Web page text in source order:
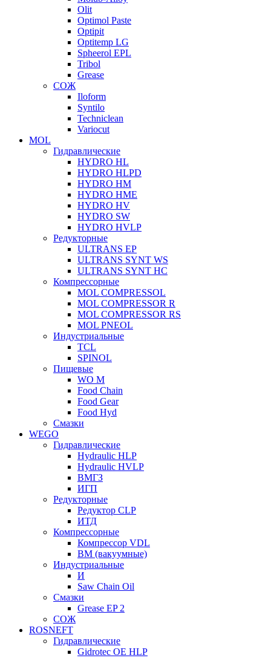
Olit
Optimol Paste
Optipit
Optitemp LG
Spheerol EPL
Tribol
Grease
СОЖ
Iloform
Syntilo
Techniclean
Variocut
MOL
Гидравлические
HYDRO HL
HYDRO HLPD
HYDRO HM
HYDRO HME
HYDRO HV
HYDRO SW
HYDRO HVLP
Редукторные
ULTRANS EP
ULTRANS SYNT WS
ULTRANS SYNT HC
Компрессорные
MOL COMPRESSOL
MOL COMPRESSOR R
MOL COMPRESSOR RS
MOL PNEOL
Индустриальные
TCL
SPINOL
Пищевые
WO M
Food Chain
Food Gear
Food Hyd
Смазки
WEGO
Гидравлические
Hydraulic HLP
Hydraulic HVLP
ВМГЗ
ИГП
Редукторные
Редуктор CLP
ИТД
Компрессорные
Компрессор VDL
ВМ (вакуумные)
Индустриальные
И
Saw Chain Oil
Смазки
Grease EP 2
СОЖ
ROSNEFT
Гидравлические
Gidrotec OE HLP